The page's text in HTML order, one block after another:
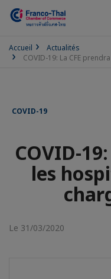
Accueil
Actualités
COVID-19: La CFE
COVID-19
COVID-
les
Le 31/03/2020